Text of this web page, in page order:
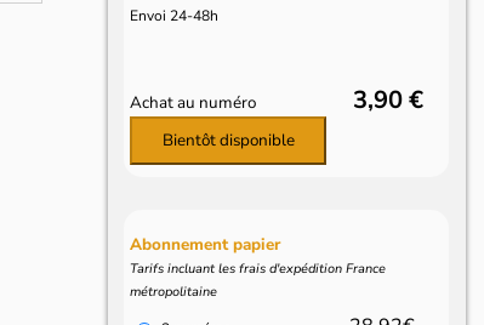
Envoi 24-48h
Achat au numéro 3,90 €
Bientôt disponible
Abonnement papier
Tarifs incluant les frais d'expédition France
métropolitaine